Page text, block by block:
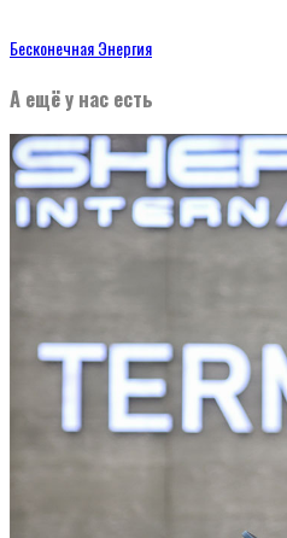
Бесконечная Энергия
А ещё у нас есть